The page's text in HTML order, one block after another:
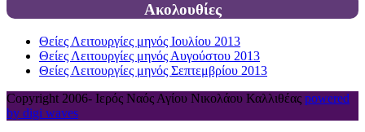
Ακολουθίες
Θείες Λειτουργίες μηνός Ιουλίου 2013
Θείες Λειτουργίες μηνός Αυγούστου 2013
Θείες Λειτουργίες μηνός Σεπτεμβρίου 2013
Copyright 2006- Ιερός Ναός Αγίου Νικολάου Καλλιθέας powered
by digi waves